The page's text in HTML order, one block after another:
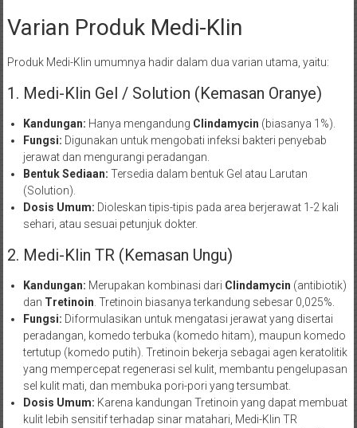
Varian Produk Medi-Klin
Produk Medi-Klin umumnya hadir dalam dua varian utama, yaitu:
1. Medi-Klin Gel / Solution (Kemasan Oranye)
Kandungan: Hanya mengandung Clindamycin (biasanya 1%).
Fungsi: Digunakan untuk mengobati infeksi bakteri penyebab
jerawat dan mengurangi peradangan.
Bentuk Sediaan: Tersedia dalam bentuk Gel atau Larutan
(Solution).
Dosis Umum: Dioleskan tipis-tipis pada area berjerawat 1-2 kali
sehari, atau sesuai petunjuk dokter.
2. Medi-Klin TR (Kemasan Ungu)
Kandungan: Merupakan kombinasi dari Clindamycin (antibiotik)
dan Tretinoin . Tretinoin biasanya terkandung sebesar 0,025%.
Fungsi: Diformulasikan untuk mengatasi jerawat yang disertai
peradangan, komedo terbuka (komedo hitam), maupun komedo
tertutup (komedo putih). Tretinoin bekerja sebagai agen keratolitik
yang mempercepat regenerasi sel kulit, membantu pengelupasan
sel kulit mati, dan membuka pori-pori yang tersumbat.
Dosis Umum: Karena kandungan Tretinoin yang dapat membuat
kulit lebih sensitif terhadap sinar matahari, Medi-Klin TR